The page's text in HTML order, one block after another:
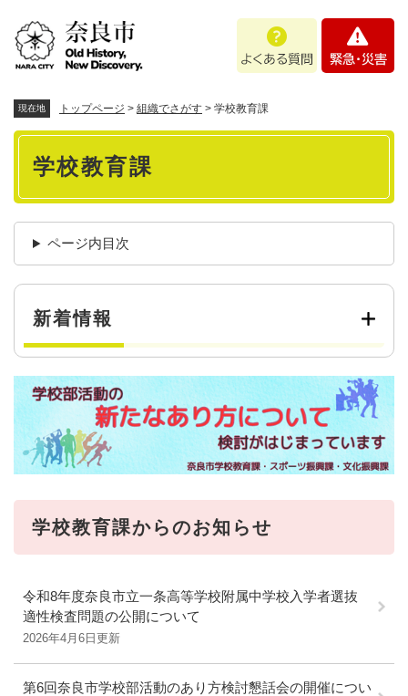
あ
問
・
現在地 トップページ > 組織でさがす > 学校教育課
本
学校教育課
ページ内目次
新着情報
学校教育課からのお知らせ
令和8年度奈良市立一条高等学校附属中学校入学者選抜
適性検査問題の公開について
2026年4月6日更新
第6回奈良市学校部活動のあり方検討懇話会の開催につい